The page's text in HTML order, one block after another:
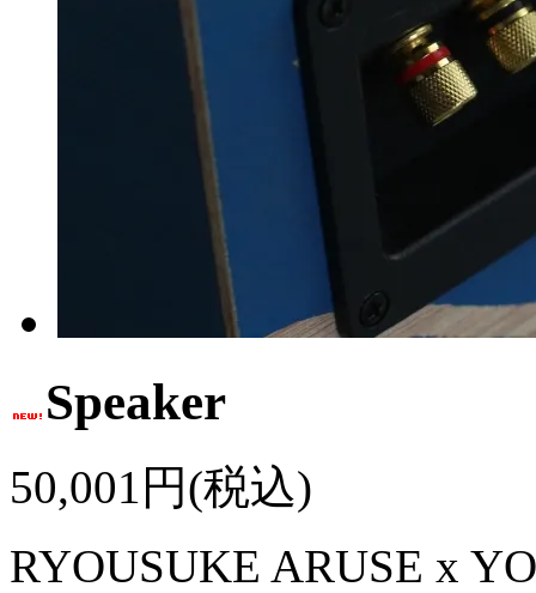
Speaker
50,001円(税込)
RYOUSUKE ARUSE x